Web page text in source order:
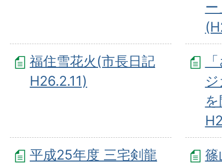
福住雪花火(市長日記
H26.2.11)
平成25年度 三宅剣龍